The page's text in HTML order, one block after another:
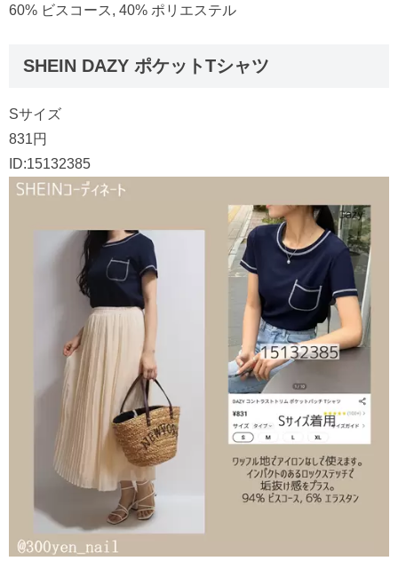
60% ビスコース, 40% ポリエステル
SHEIN DAZY ポケットTシャツ
Sサイズ
831円
ID:15132385